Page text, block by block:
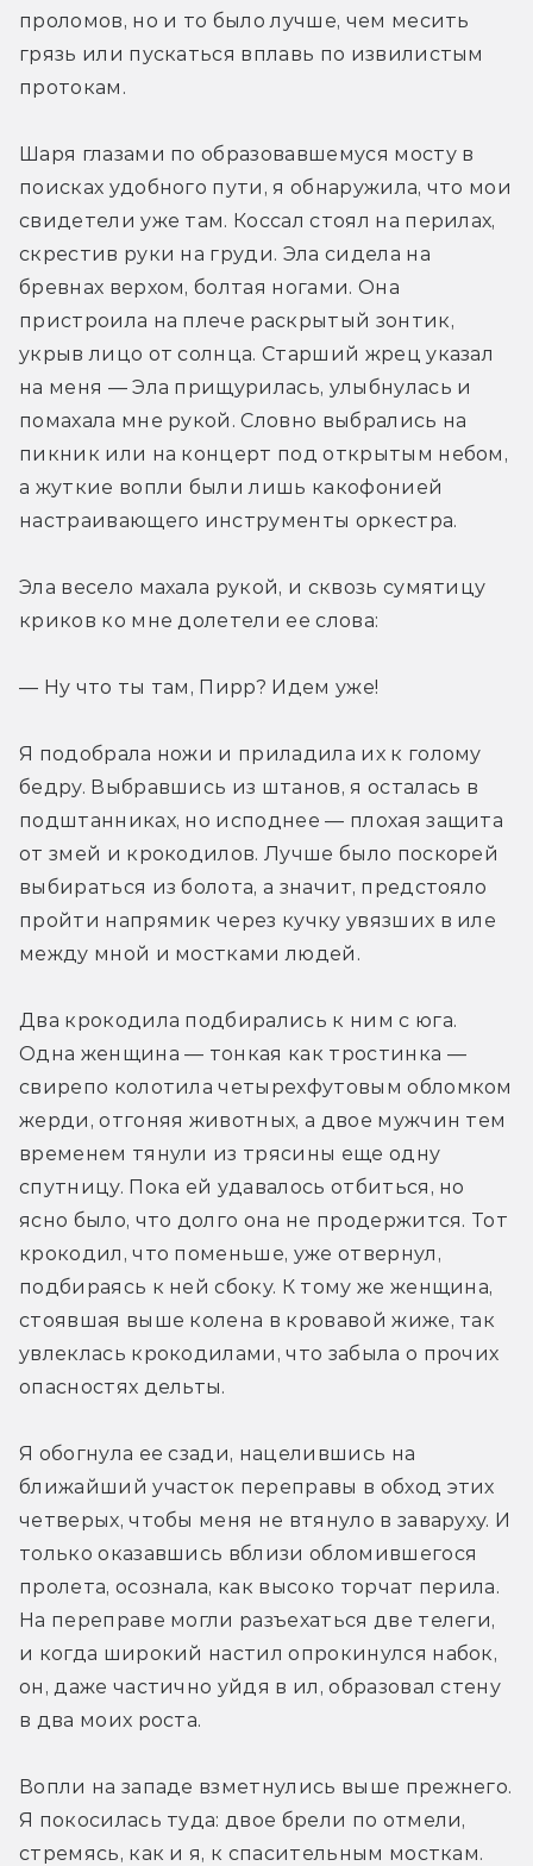
проломов, но и то было лучше, чем месить
грязь или пускаться вплавь по извилистым
протокам.
Шаря глазами по образовавшемуся мосту в
поисках удобного пути, я обнаружила, что мои
свидетели уже там. Коссал стоял на перилах,
скрестив руки на груди. Эла сидела на
бревнах верхом, болтая ногами. Она
пристроила на плече раскрытый зонтик,
укрыв лицо от солнца. Старший жрец указал
на меня — Эла прищурилась, улыбнулась и
помахала мне рукой. Словно выбрались на
пикник или на концерт под открытым небом,
а жуткие вопли были лишь какофонией
настраивающего инструменты оркестра.
Эла весело махала рукой, и сквозь сумятицу
криков ко мне долетели ее слова:
— Ну что ты там, Пирр? Идем уже!
Я подобрала ножи и приладила их к голому
бедру. Выбравшись из штанов, я осталась в
подштанниках, но исподнее — плохая защита
от змей и крокодилов. Лучше было поскорей
выбираться из болота, а значит, предстояло
пройти напрямик через кучку увязших в иле
между мной и мостками людей.
Два крокодила подбирались к ним с юга.
Одна женщина — тонкая как тростинка —
свирепо колотила четырехфутовым обломком
жерди, отгоняя животных, а двое мужчин тем
временем тянули из трясины еще одну
спутницу. Пока ей удавалось отбиться, но
ясно было, что долго она не продержится. Тот
крокодил, что поменьше, уже отвернул,
подбираясь к ней сбоку. К тому же женщина,
стоявшая выше колена в кровавой жиже, так
увлеклась крокодилами, что забыла о прочих
опасностях дельты.
Я обогнула ее сзади, нацелившись на
ближайший участок переправы в обход этих
четверых, чтобы меня не втянуло в заваруху. И
только оказавшись вблизи обломившегося
пролета, осознала, как высоко торчат перила.
На переправе могли разъехаться две телеги,
и когда широкий настил опрокинулся набок,
он, даже частично уйдя в ил, образовал стену
в два моих роста.
Вопли на западе взметнулись выше прежнего.
Я покосилась туда: двое брели по отмели,
стремясь, как и я, к спасительным мосткам.